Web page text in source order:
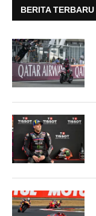
BERITA TERBARU